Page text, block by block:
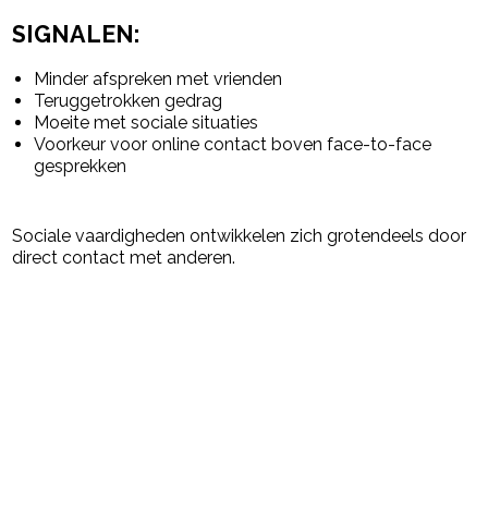
SIGNALEN:
Minder afspreken met vrienden
Teruggetrokken gedrag
Moeite met sociale situaties
Voorkeur voor online contact boven face-to-face
gesprekken
Sociale vaardigheden ontwikkelen zich grotendeels door
direct contact met anderen.